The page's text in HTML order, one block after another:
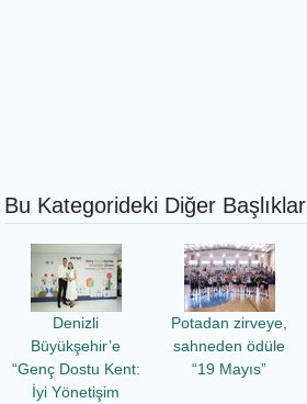
Bu Kategorideki Diğer Başlıklar
Denizli
Büyükşehir’e
“Genç Dostu Kent:
İyi Yönetişim
Potadan zirveye,
sahneden ödüle
“19 Mayıs”